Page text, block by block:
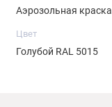
Аэрозольная краска
Цвет
Голубой RAL 5015